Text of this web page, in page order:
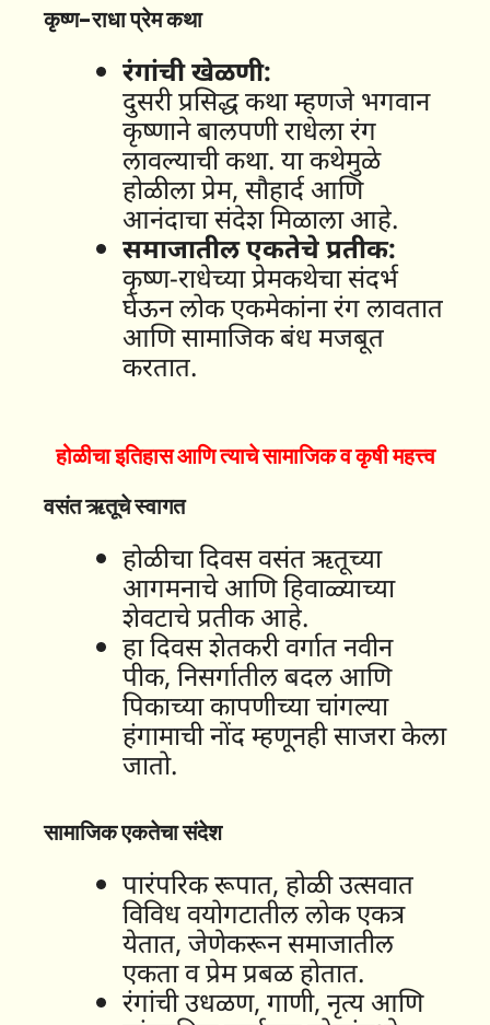
कृष्ण-राधा प्रेम कथा
रंगांची खेळणी:
दुसरी प्रसिद्ध कथा म्हणजे भगवान
कृष्णाने बालपणी राधेला रंग
लावल्याची कथा. या कथेमुळे
होळीला प्रेम, सौहार्द आणि
आनंदाचा संदेश मिळाला आहे.
समाजातील एकतेचे प्रतीक:
कृष्ण-राधेच्या प्रेमकथेचा संदर्भ
घेऊन लोक एकमेकांना रंग लावतात
आणि सामाजिक बंध मजबूत
करतात.
होळीचा इतिहास आणि त्याचे सामाजिक व कृषी महत्त्व
वसंत ऋतूचे स्वागत
होळीचा दिवस वसंत ऋतूच्या
आगमनाचे आणि हिवाळ्याच्या
शेवटाचे प्रतीक आहे.
हा दिवस शेतकरी वर्गात नवीन
पीक, निसर्गातील बदल आणि
पिकाच्या कापणीच्या चांगल्या
हंगामाची नोंद म्हणूनही साजरा केला
जातो.
सामाजिक एकतेचा संदेश
पारंपरिक रूपात, होळी उत्सवात
विविध वयोगटातील लोक एकत्र
येतात, जेणेकरून समाजातील
एकता व प्रेम प्रबळ होतात.
रंगांची उधळण, गाणी, नृत्य आणि